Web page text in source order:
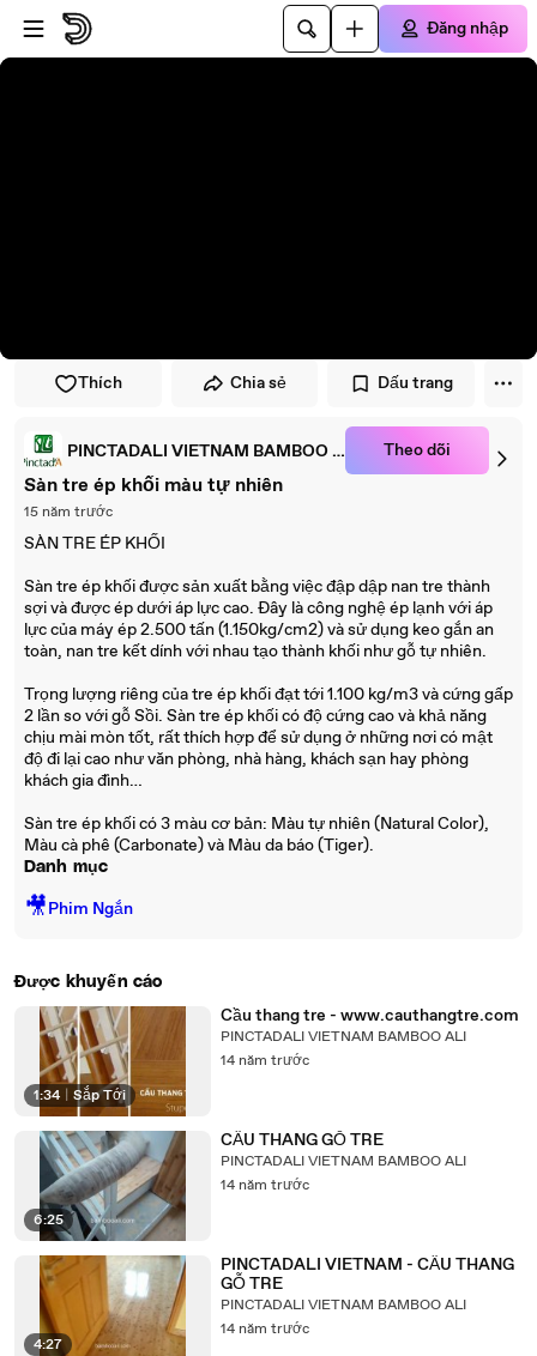
Đi đến trình phát
Đi đến nội dung chính
Đăng nhập
Thích Chia sẻ Dấu trang
PINCTADALI VIETNAM BAMBOO ALI Theo dõi
Sàn tre ép khối màu tự nhiên
15 năm trước
SÀN TRE ÉP KHỐI
Sàn tre ép khối được sản xuất bằng việc đập dập nan tre thành
sợi và được ép dưới áp lực cao. Đây là công nghệ ép lạnh với áp
lực của máy ép 2.500 tấn (1.150kg/cm2) và sử dụng keo gắn an
toàn, nan tre kết dính với nhau tạo thành khối như gỗ tự nhiên.
Trọng lượng riêng của tre ép khối đạt tới 1.100 kg/m3 và cứng gấp
2 lần so với gỗ Sồi. Sàn tre ép khối có độ cứng cao và khả năng
chịu mài mòn tốt, rất thích hợp để sử dụng ở những nơi có mật
độ đi lại cao như văn phòng, nhà hàng, khách sạn hay phòng
khách gia đình…
Sàn tre ép khối có 3 màu cơ bản: Màu tự nhiên (Natural Color),
Màu cà phê (Carbonate) và Màu da báo (Tiger).
Danh mục
🎥Phim Ngắn
Được khuyến cáo
1:34 Sắp Tới
Cầu thang tre - www.cauthangtre.com
PINCTADALI VIETNAM BAMBOO ALI
14 năm trước
6:25
CẦU THANG GỖ TRE
PINCTADALI VIETNAM BAMBOO ALI
14 năm trước
4:27
PINCTADALI VIETNAM - CẦU THANG
GỖ TRE
PINCTADALI VIETNAM BAMBOO ALI
14 năm trước